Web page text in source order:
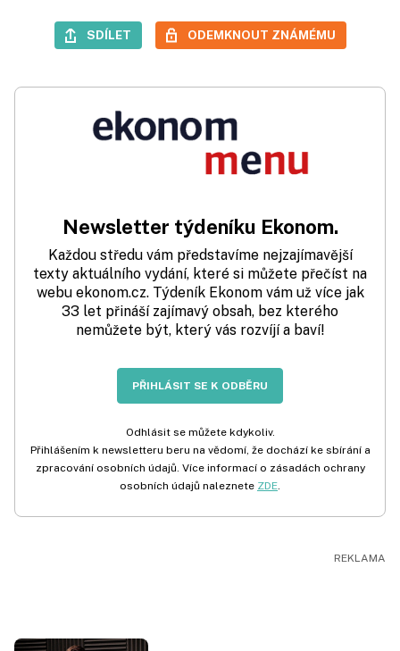
SDÍLET ODEMKNOUT ZNÁMÉMU
Newsletter týdeníku Ekonom.
Každou středu vám představíme nejzajímavější
texty aktuálního vydání, které si můžete přečíst na
webu ekonom.cz. Týdeník Ekonom vám už více jak
33 let přináší zajímavý obsah, bez kterého
nemůžete být, který vás rozvíjí a baví!
PŘIHLÁSIT SE K ODBĚRU
Odhlásit se můžete kdykoliv.
Přihlášením k newsletteru beru na vědomí, že dochází ke sbírání a
zpracování osobních údajů. Více informací o zásadách ochrany
osobních údajů naleznete ZDE.